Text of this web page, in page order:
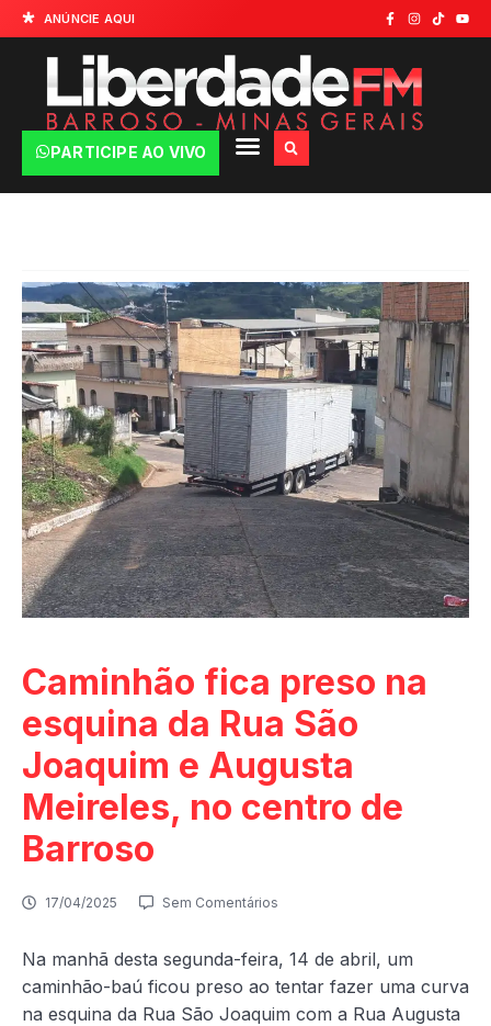
ANÚNCIE AQUI
PARTICIPE AO VIVO
Caminhão fica preso na
esquina da Rua São
Joaquim e Augusta
Meireles, no centro de
Barroso
17/04/2025 Sem Comentários
Na manhã desta segunda-feira, 14 de abril, um
caminhão-baú ficou preso ao tentar fazer uma curva
na esquina da Rua São Joaquim com a Rua Augusta